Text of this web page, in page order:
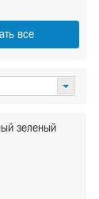
все
зеленый